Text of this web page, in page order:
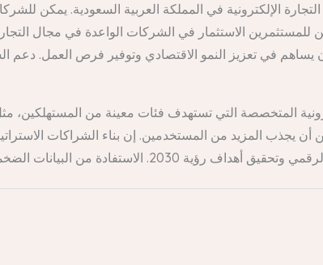
الإلكترونية في المملكة العربية السعودية. يمكن
للمستثمرين الاستثمار في الشركات الواعدة في مجال
يساهم في تعزيز النمو الاقتصادي وتوفير فرص العمل. دعم
المتخصصة التي تستهدف فئات معينة من المستهلكين،
يجذب المزيد من المستخدمين. إن بناء الشراكات